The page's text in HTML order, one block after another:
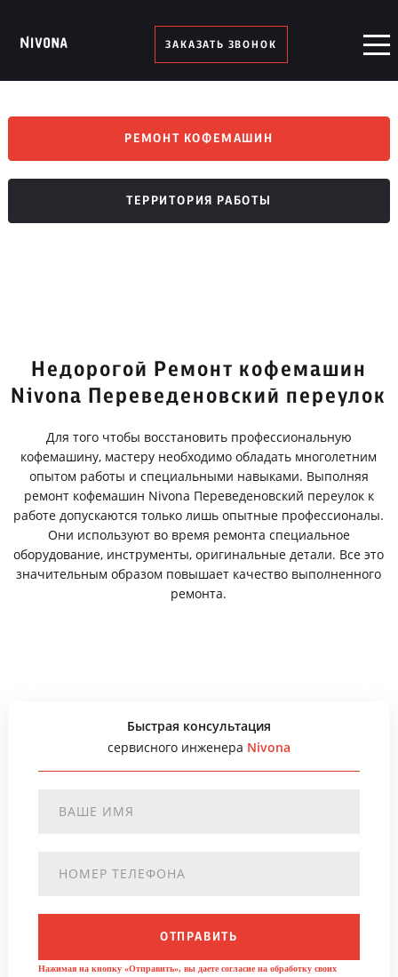
ЗАКАЗАТЬ ЗВОНОК
РЕМОНТ КОФЕМАШИН
ТЕРРИТОРИЯ РАБОТЫ
Недорогой Ремонт кофемашин
Nivona Переведеновский переулок
Для того чтобы восстановить профессиональную
кофемашину, мастеру необходимо обладать многолетним
опытом работы и специальными навыками. Выполняя
ремонт кофемашин Nivona Переведеновский переулок к
работе допускаются только лишь опытные профессионалы.
Они используют во время ремонта специальное
оборудование, инструменты, оригинальные детали. Все это
значительным образом повышает качество выполненного
ремонта.
Быстрая консультация
сервисного инженера Nivona
ОТПРАВИТЬ
Нажимая на кнопку «Отправить», вы даете согласие на обработку своих